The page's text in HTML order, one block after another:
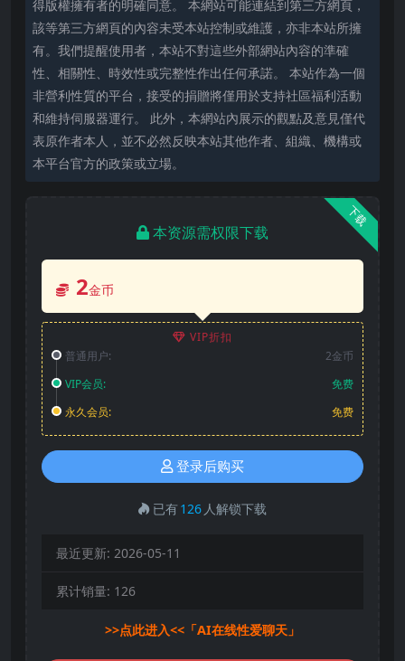
得版權擁有者的明確同意。 本網站可能連結到第三方網頁，
該等第三方網頁的內容未受本站控制或維護，亦非本站所擁
有。我們提醒使用者，本站不對這些外部網站內容的準確
性、相關性、時效性或完整性作出任何承諾。 本站作為一個
非營利性質的平台，接受的捐贈將僅用於支持社區福利活動
和維持伺服器運行。 此外，本網站內展示的觀點及意見僅代
表原作者本人，並不必然反映本站其他作者、組織、機構或
本平台官方的政策或立場。
下载
本资源需权限下载
2金币
VIP折扣
普通用户:
2金币
VIP会员:
免费
永久会员:
免费
登录后购买
已有126 人解锁下载
最近更新: 2026-05-11
累计销量: 126
>>点此进入<<「AI在线性爱聊天」